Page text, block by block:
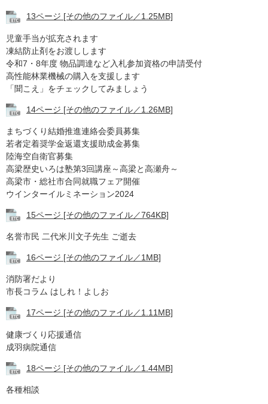
13ページ [その他のファイル／1.25MB]
児童手当が拡充されます
凍結防止剤をお渡しします
令和7・8年度 物品調達など入札参加資格の申請受付
高性能林業機械の購入を支援します
「聞こえ」をチェックしてみましょう
14ページ [その他のファイル／1.26MB]
まちづくり結婚推進連絡会委員募集
若者定着奨学金返還支援助成金募集
陸海空自衛官募集
高梁歴史いろは塾第3回講座～高梁と高瀬舟～
高梁市・総社市合同就職フェア開催
ウインターイルミネーション2024
15ページ [その他のファイル／764KB]
名誉市民 二代米川文子先生 ご逝去
16ページ [その他のファイル／1MB]
消防署だより
市長コラム はしれ！よしお
17ページ [その他のファイル／1.11MB]
健康づくり応援通信
成羽病院通信
18ページ [その他のファイル／1.44MB]
各種相談